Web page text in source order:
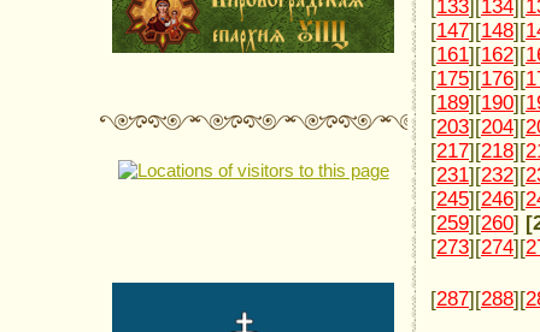
[133][134][
[147][148][
[161][162][
[175][176][
[189][190][
[203][204][
[217][218][
[231][232][
[245][246][
[259][260]
[273][274][
[287][288][